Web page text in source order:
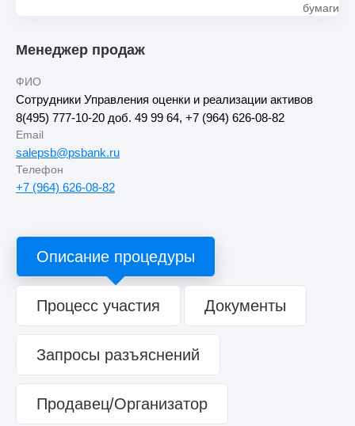
бумаги
Менеджер продаж
ФИО
Сотрудники Управления оценки и реализации активов
8(495) 777-10-20 доб. 49 99 64, +7 (964) 626-08-82
Email
salepsb@psbank.ru
Телефон
+7 (964) 626-08-82
Описание процедуры
Процесс участия Документы
Запросы разъяснений
Продавец/Организатор